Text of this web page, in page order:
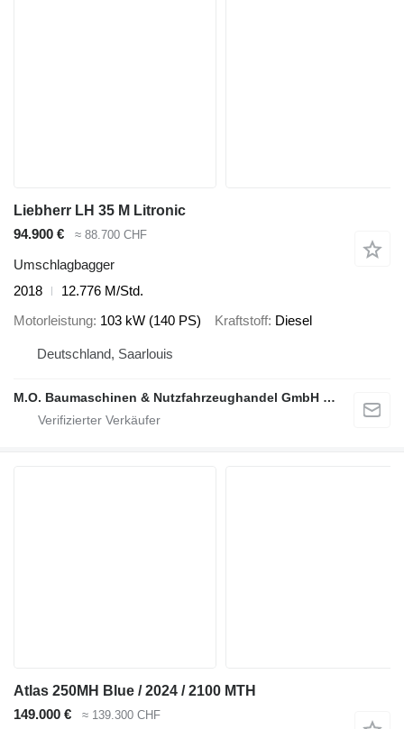
Liebherr LH 35 M Litronic
94.900 €
≈ 88.700 CHF
Umschlagbagger
2018
12.776 M/Std.
Motorleistung 103 kW (140 PS) Kraftstoff Diesel
Deutschland, Saarlouis
M.O. Baumaschinen & Nutzfahrzeughandel GmbH & CO.
Atlas 250MH Blue / 2024 / 2100 MTH
149.000 €
≈ 139.300 CHF